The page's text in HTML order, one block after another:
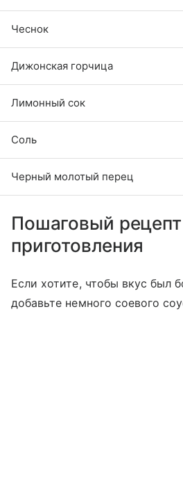
Чеснок
Дижонская горчица
Лимонный сок
Соль
Черный молотый перец
Пошаговый рецепт
приготовления
Если хотите, чтобы вкус
добавьте немного соевого